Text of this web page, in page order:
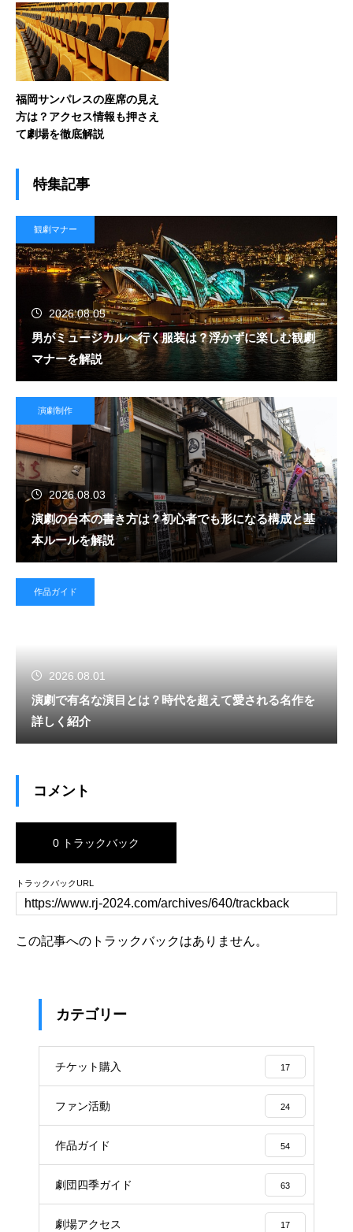
福岡サンパレスの座席の見え
方は？アクセス情報も押さえ
て劇場を徹底解説
特集記事
観劇マナー
2026.08.05
男がミュージカルへ行く服装は？浮かずに楽しむ観劇
マナーを解説
演劇制作
2026.08.03
演劇の台本の書き方は？初心者でも形になる構成と基
本ルールを解説
作品ガイド
2026.08.01
演劇で有名な演目とは？時代を超えて愛される名作を
詳しく紹介
コメント
0 トラックバック
トラックバックURL
この記事へのトラックバックはありません。
カテゴリー
チケット購入 17
ファン活動 24
作品ガイド 54
劇団四季ガイド 63
劇場アクセス 17